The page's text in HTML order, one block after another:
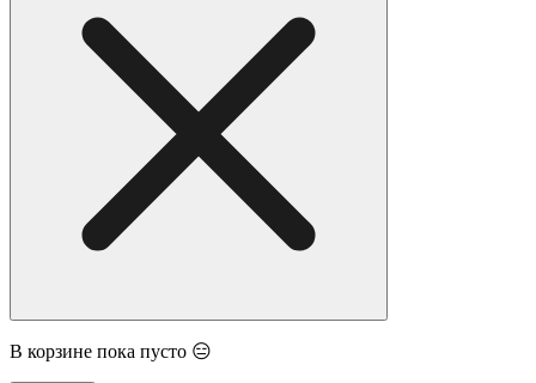
В корзине пока пусто 😑